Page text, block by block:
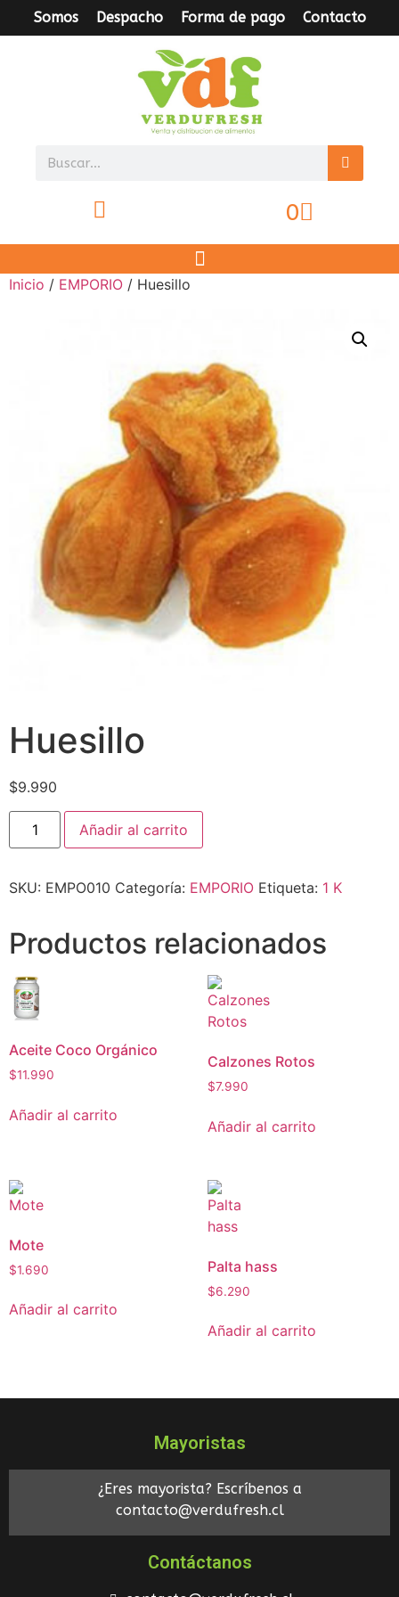
Somos Despacho Forma de pago Contacto
0
Inicio / EMPORIO / Huesillo
Huesillo
$9.990
Añadir al carrito
SKU: EMPO010 Categoría: EMPORIO Etiqueta: 1 K
Productos relacionados
Aceite Coco Orgánico
$11.990
Añadir al carrito
Calzones Rotos
$7.990
Añadir al carrito
Mote
$1.690
Añadir al carrito
Palta hass
$6.290
Añadir al carrito
Mayoristas
¿Eres mayorista? Escríbenos a
contacto@verdufresh.cl
Contáctanos